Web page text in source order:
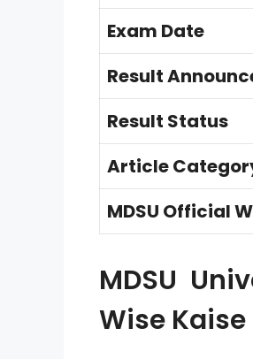
Exam Date
Result
Result Status
Article
MDSU Official
MDSU
Wise